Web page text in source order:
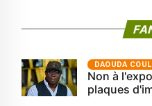
‎DAOUDA
Non à
plaques